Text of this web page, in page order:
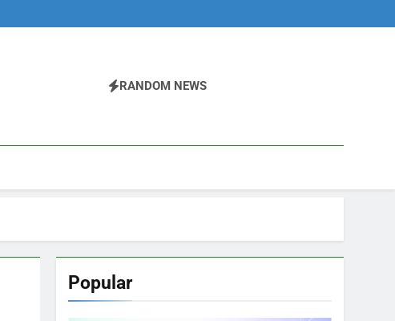
RANDOM NEWS
Popular